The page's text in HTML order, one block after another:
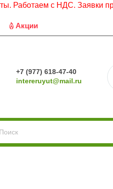
с НДС. Заявки просьба
Акции
+7 (977) 618-47-40
intereruyut@mail.ru